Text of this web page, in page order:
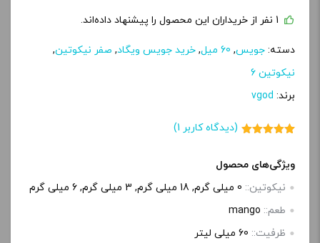
1 نفر از خریداران این محصول را پیشنهاد داده‌اند.
دسته: جویس, 60 میل , خرید جویس ویگاد, صفر نیکوتین,
نیکوتین 6
برند: vgod
مشتری
(دیدگاه کاربر 1
)
ویژگی‌های محصول
نیکوتین:: 0 میلی گرم, 18 میلی گرم, 3 میلی گرم, 6 میلی گرم
طعم:: mango
ظرفیت:: 60 میلی‌ لیتر